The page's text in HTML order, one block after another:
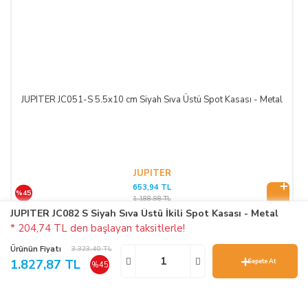
JUPITER JC082 S Siyah Sıva Üstü İkili Spot Kasası - Metal
* 204,74 TL den başlayan taksitlerle!
Ürünün Fiyatı 3.323,40 TL
1.827,87 TL %45 Sepete At
JUPITER JC051-S 5.5x10 cm Siyah Sıva Üstü Spot Kasası - Metal
JUPITER
%45
653,94 TL
1.188,98 TL